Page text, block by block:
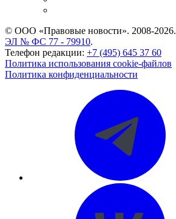
© ООО «Правовые новости». 2008-2026.
ЭЛ № ФС 77 - 79910.
Телефон редакции: +7 (495) 645 37 60
Политика использования cookie-файлов
Политика конфиденциальности